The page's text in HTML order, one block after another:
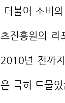
츠진흥원의 리
2010년 전까
은 극히 드물